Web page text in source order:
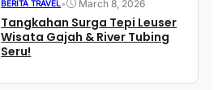
BERITA TRAVEL• March 8, 2026
Tangkahan Surga Tepi Leuser
Wisata Gajah & River Tubing
Seru!